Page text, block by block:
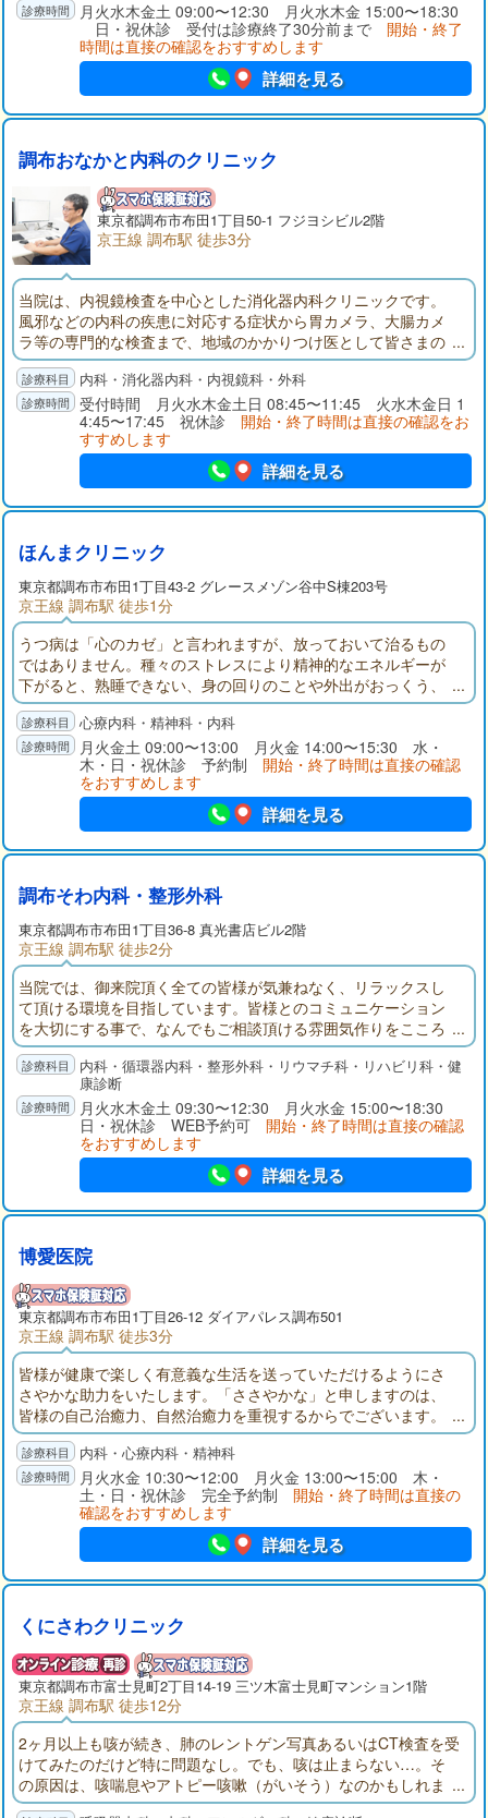
方はご相談ください。
月火水木金土 09:00〜12:30 月火水木金 15:00〜18:30
日・祝休診 受付は診療終了30分前まで 開始・終了
時間は直接の確認をおすすめします
詳細を見る
調布おなかと内科のクリニック
東京都調布市布田1丁目50-1 フジヨシビル2階
京王線 調布駅 徒歩3分
当院は、内視鏡検査を中心とした消化器内科クリニックです。
風邪などの内科の疾患に対応する症状から胃カメラ、大腸カメ
ラ等の専門的な検査まで、地域のかかりつけ医として皆さまの
健康をサポートします。内視鏡専門医である女性医師も在勤し
ています。内科・消化器内科・内視鏡科・外科
受付時間 月火水木金土日 08:45〜11:45 火水木金日 1
4:45〜17:45 祝休診 開始・終了時間は直接の確認をお
すすめします
詳細を見る
ほんまクリニック
東京都調布市布田1丁目43-2 グレースメゾン谷中S棟203号
京王線 調布駅 徒歩1分
うつ病は「心のカゼ」と言われますが、放っておいて治るもの
ではありません。種々のストレスにより精神的なエネルギーが
下がると、熟睡できない、身の回りのことや外出がおっくう、
頭が回転しない、悪い方にばかり考える、等の症状が出てきま
す。うつ病は治療により2ヶ月程度で8〜9割の方が以前の元気な
状態に回復され、早く受診すれば良かったとおっしゃいます。
治療を短期間で終らせるためにも早期の受診をおすすめしま
心療内科・精神科・内科
月火金土 09:00〜13:00 月火金 14:00〜15:30 水・
木・日・祝休診 予約制 開始・終了時間は直接の確認
をおすすめします
詳細を見る
調布そわ内科・整形外科
東京都調布市布田1丁目36-8 真光書店ビル2階
京王線 調布駅 徒歩2分
当院では、御来院頂く全ての皆様が気兼ねなく、リラックスし
て頂ける環境を目指しています。皆様とのコミュニケーション
を大切にする事で、なんでもご相談頂ける雰囲気作りをこころ
がけています。また、専門的な最先端の装置と技術で、納得の
いく診断・治療を行ってゆきたいと思っております。なお、待
ち時間縮小のために予約診療が可能です。
内科・循環器内科・整形外科・リウマチ科・リハビリ科・健
康診断
月火水木金土 09:30〜12:30 月火水金 15:00〜18:30
日・祝休診 WEB予約可 開始・終了時間は直接の確認
をおすすめします
詳細を見る
博愛医院
東京都調布市布田1丁目26-12 ダイアパレス調布501
京王線 調布駅 徒歩3分
皆様が健康で楽しく有意義な生活を送っていただけるようにさ
さやかな助力をいたします。「ささやかな」と申しますのは、
皆様の自己治癒力、自然治癒力を重視するからでございます。
従いまして、医師、患者関係を重視し、可能な限り治療内容の
同意、承認を得ながら治療を進めます。また、治療薬の過剰投
与および副作用に最大限の留意をいたします。
内科・心療内科・精神科
月火水金 10:30〜12:00 月火金 13:00〜15:00 木・
土・日・祝休診 完全予約制 開始・終了時間は直接の
確認をおすすめします
詳細を見る
くにさわクリニック
東京都調布市富士見町2丁目14-19 三ツ木富士見町マンション1階
京王線 調布駅 徒歩12分
2ヶ月以上も咳が続き、肺のレントゲン写真あるいはCT検査を受
けてみたのだけど特に問題なし。でも、咳は止まらない…。そ
の原因は、咳喘息やアトピー咳嗽（がいそう）なのかもしれま
せん。蓄膿症や逆流性食道炎など肺以外の問題の可能性もあり